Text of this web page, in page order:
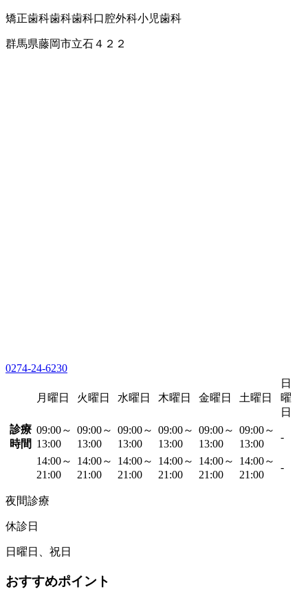
矯正歯科歯科歯科口腔外科小児歯科
群馬県藤岡市立石４２２
0274-24-6230
月曜日 火曜日 水曜日 木曜日 金曜日 土曜日
日
曜
日
診療
時間
09:00～
13:00
09:00～
13:00
09:00～
13:00
09:00～
13:00
09:00～
13:00
09:00～
13:00
-
14:00～
21:00
14:00～
21:00
14:00～
21:00
14:00～
21:00
14:00～
21:00
14:00～
21:00
-
夜間診療
休診日
日曜日、祝日
おすすめポイント